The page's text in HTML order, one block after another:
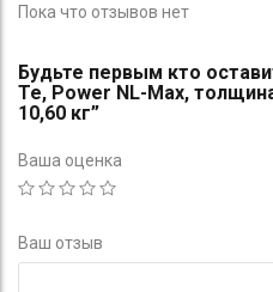
Пока что отзывов нет
Будьте первым кто
Te, Power NL-Max,
10,60 кг”
Ваша оценка
Ваш отзыв